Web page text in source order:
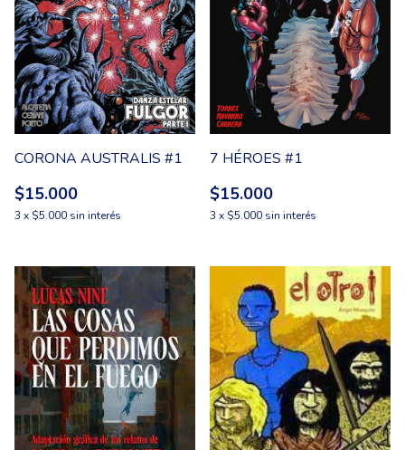
CORONA AUSTRALIS #1
$15.000
3 x $5.000 sin interés
7 HÉROES #1
$15.000
3 x $5.000 sin interés